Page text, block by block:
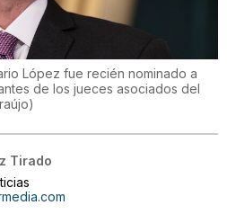
López fue recién nominado a
de los jueces asociados del
)
Tirado